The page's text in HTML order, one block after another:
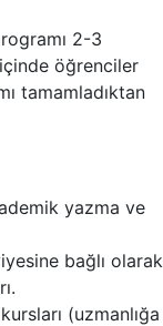
2-3
öğrenciler
tamamladıktan
yazma ve
bağlı olarak
(uzmanlığa